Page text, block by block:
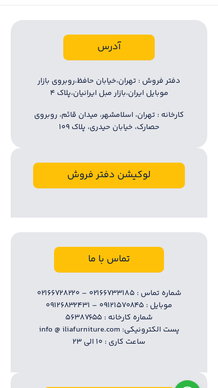
آدرس
دفتر فروش : تهران،خیابان حافظ،روبروی بازار
موبایل ایران،بازار مبل ایرانیان،پلاک ۴
کارخانه : تهران، اسلامشهر، میدان قائم، روبروی
حصارک، خیابان حیدری، پلاک ۱۰۹
لوکیشن دفتر فروش
تماس با ما
شماره تماس : ۰۲۱۶۶۷۳۳۱۸۵ – ۰۲۱۶۶۷۲۸۲۲۰
موبایل : ۰۹۱۲۱۵۷۰۸۴۵ – ۰۹۱۲۶۸۳۲۴۳۱
شماره کارخانه : ۵۶۳۸۷۶۵۵
پست الکترونیکی: info @ iliafurniture.com
ساعت کاری : ۱۰ الی ۲۳